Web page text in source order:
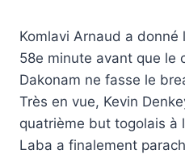
Komlavi Arnaud a donné
58e minute avant que le
Dakonam ne fasse le
Très en vue, Kevin
quatrième but togolais à
Laba a finalement